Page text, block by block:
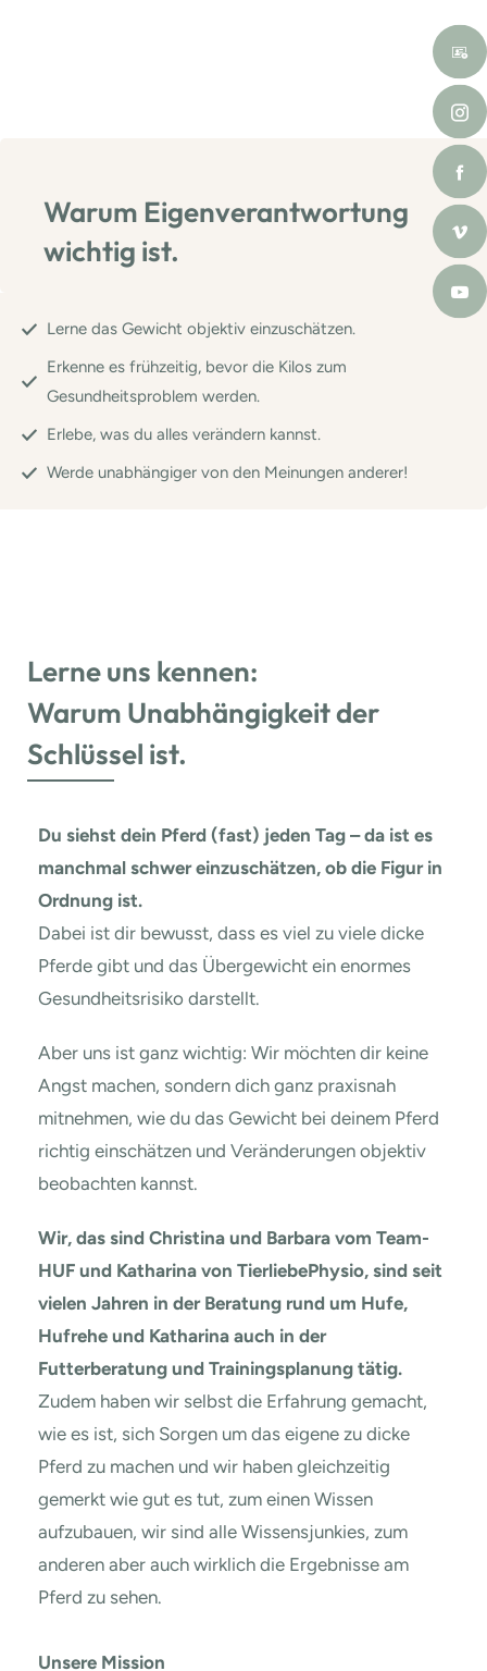
Warum Eigenverantwortung
wichtig ist.
Lerne das Gewicht objektiv einzuschätzen.
Erkenne es frühzeitig, bevor die Kilos zum
Gesundheitsproblem werden.
Erlebe, was du alles verändern kannst.
Werde unabhängiger von den Meinungen anderer!
Lerne uns kennen:
Warum Unabhängigkeit der
Schlüssel ist.
Du siehst dein Pferd (fast) jeden Tag – da ist es
manchmal schwer einzuschätzen, ob die Figur in
Ordnung ist.
Dabei ist dir bewusst, dass es viel zu viele dicke
Pferde gibt und das Übergewicht ein enormes
Gesundheitsrisiko darstellt.
Aber uns ist ganz wichtig: Wir möchten dir keine
Angst machen, sondern dich ganz praxisnah
mitnehmen, wie du das Gewicht bei deinem Pferd
richtig einschätzen und Veränderungen objektiv
beobachten kannst.
Wir, das sind Christina und Barbara vom Team-
HUF und Katharina von TierliebePhysio, sind seit
vielen Jahren in der Beratung rund um Hufe,
Hufrehe und Katharina auch in der
Futterberatung und Trainingsplanung tätig.
Zudem haben wir selbst die Erfahrung gemacht,
wie es ist, sich Sorgen um das eigene zu dicke
Pferd zu machen und wir haben gleichzeitig
gemerkt wie gut es tut, zum einen Wissen
aufzubauen, wir sind alle Wissensjunkies, zum
anderen aber auch wirklich die Ergebnisse am
Pferd zu sehen.
Unsere Mission